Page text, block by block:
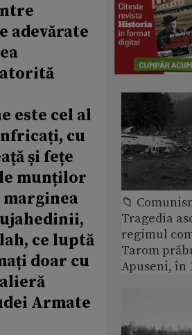
adevărate
este cel al
cu
și fețe
munților
marginea
ce luptă
doar cu
Armate
📁
Tragedia
regimul
Tarom
Apuseni, în